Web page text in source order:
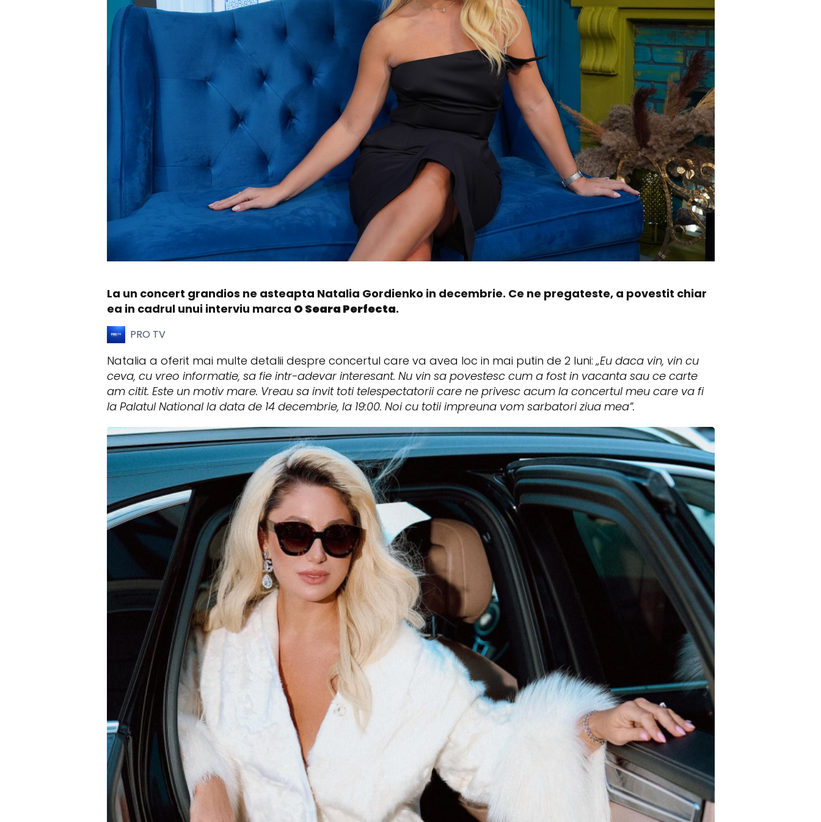
La un concert grandios ne asteapta Natalia Gordienko in decembrie. Ce ne pregateste, a povestit chiar
ea in cadrul unui interviu marca O Seara Perfecta.
PRO TV
Natalia a oferit mai multe detalii despre concertul care va avea loc in mai putin de 2 luni:„Eu daca vin, vin cu
ceva, cu vreo informatie, sa fie intr-adevar interesant. Nu vin sa povestesc cum a fost in vacanta sau ce carte
am citit. Este un motiv mare. Vreau sa invit toti telespectatorii care ne privesc acum la concertul meu care va fi
la Palatul National la data de 14 decembrie, la 19:00. Noi cu totii impreuna vom sarbatori ziua mea”.